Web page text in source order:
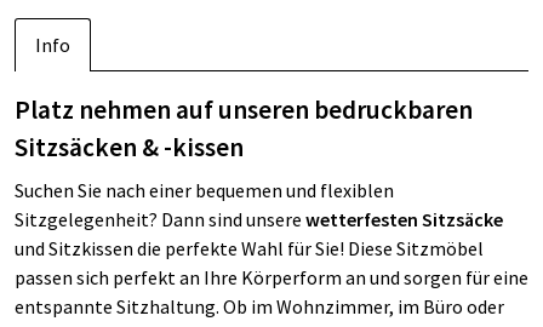
Info
Platz nehmen auf unseren bedruckbaren
Sitzsäcken & -kissen
Suchen Sie nach einer bequemen und flexiblen
Sitzgelegenheit? Dann sind unsere wetterfesten Sitzsäcke
und Sitzkissen die perfekte Wahl für Sie! Diese Sitzmöbel
passen sich perfekt an Ihre Körperform an und sorgen für eine
entspannte Sitzhaltung. Ob im Wohnzimmer, im Büro oder